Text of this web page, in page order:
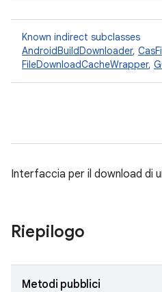
Known indirect subclasses
AndroidBuildDownloader,
FileDownloadCacheWrapper,
Interfaccia per il download di
Riepilogo
Metodi pubblici